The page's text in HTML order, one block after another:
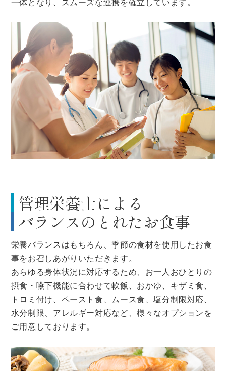
一体となり、スムーズな連携を確立しています。
管理栄養士による
バランスのとれたお食事
栄養バランスはもちろん、季節の食材を使用したお食
事をお召しあがりいただきます。
あらゆる身体状況に対応するため、お一人おひとりの
摂食・嚥下機能に合わせて軟飯、おかゆ、キザミ食、
トロミ付け、ペースト食、ムース食、塩分制限対応、
水分制限、アレルギー対応など、様々なオプションを
ご用意しております。